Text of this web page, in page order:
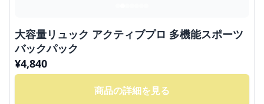
大容量リュック アクティブプロ 多機能スポーツ
バックパック
¥4,840
商品の詳細を見る